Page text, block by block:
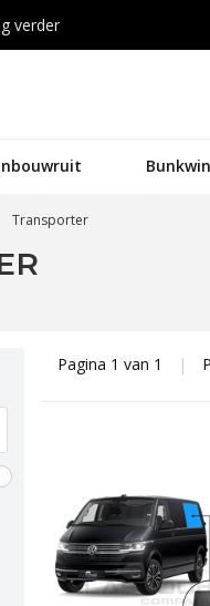
verder
Transporter
Pagina 1 van 1 |